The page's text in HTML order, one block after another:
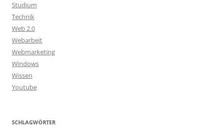
Studium
Technik
Web 2.0
Webarbeit
Webmarketing
Windows
Wissen
Youtube
SCHLAGWÖRTER